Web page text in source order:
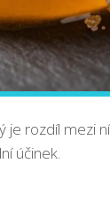
je rozdíl mezi
účinek.